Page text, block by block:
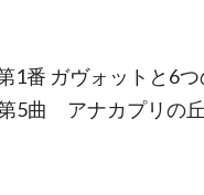
1番 ガヴォットと6
5曲 アナカプリの丘